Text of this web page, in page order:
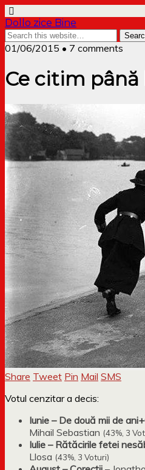
Dollo zice Bine
01/06/2015 • 7 comments
Ce citim până
Share Tweet Pin Mail SMS
Votul cenzitar a decis:
Iunie – De două mii de
Mihail Sebastian (43%, 3
Iulie – Rătăcirile fetei
Llosa (43%, 3 Voturi)